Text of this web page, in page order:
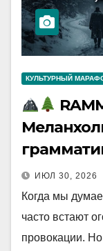
КУЛЬТУРНЫЙ
ИЮЛ 30, 2026
Когда мы
часто встают
провокации.